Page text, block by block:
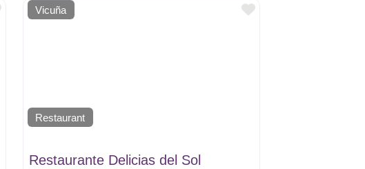
FavoritoVicuña
Restaurant
Favorito
Restaurante Delicias del Sol